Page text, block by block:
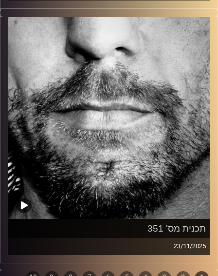
זיפים, מוזיקה מחוספסת של הופעות חיות. הרבה ג'אם, רוק,
בלוז, bluegrass, ג'אז, Fאנק, פרוגרסיב ואפילו אלקטרוניקה.
כל מה שחי, אמיתי ונושם.
עם שמוליק רגב.
קרדיט תמונות: David Goehring
תכנית מס' 351
23/11/2025
זיפים, מוזיקה מחוספסת של הופעות חיות. הרבה ג'אם, רוק,
בלוז, bluegrass, ג'אז, Fאנק, פרוגרסיב ואפילו אלקטרוניקה.